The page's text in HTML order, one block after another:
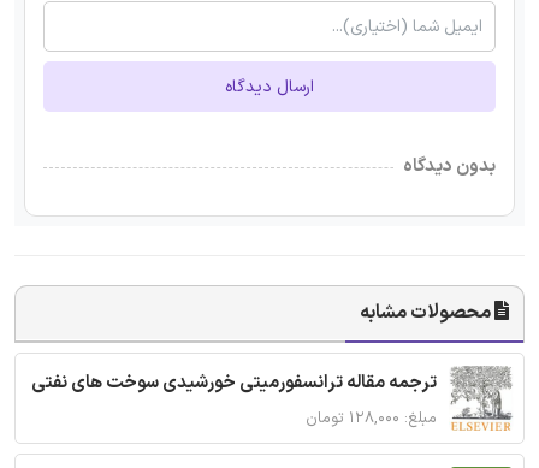
ارسال دیدگاه
بدون دیدگاه
محصولات مشابه
ترجمه مقاله ترانسفورمیتی خورشیدی سوخت های نفتی
مبلغ: ۱۲۸,۰۰۰ تومان